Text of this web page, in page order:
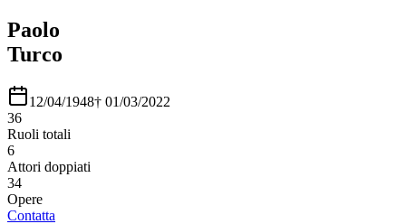
Paolo
Turco
12/04/1948† 01/03/2022
36
Ruoli totali
6
Attori doppiati
34
Opere
Contatta